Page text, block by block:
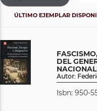
ÚLTIMO EJEMPLAR
DEL
Autor:
Isbn: 950-